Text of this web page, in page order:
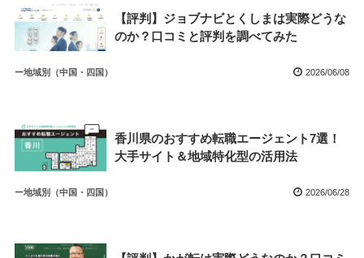
【評判】ジョブナビとくしまは実際どうな
のか？口コミと評判を調べてみた
ー地域別（中国・四国） 2026/06/08
香川県のおすすめ転職エージェント7選！
大手サイト＆地域特化型の活用法
ー地域別（中国・四国） 2026/06/28